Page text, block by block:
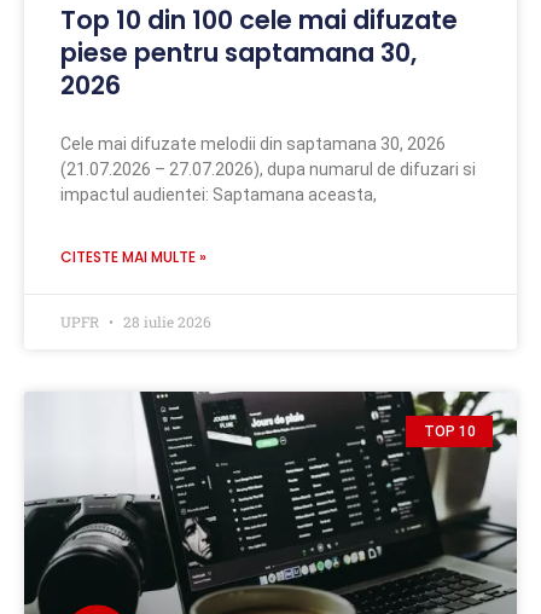
Top 10 din 100 cele mai difuzate
piese pentru saptamana 30,
2026
Cele mai difuzate melodii din saptamana 30, 2026
(21.07.2026 – 27.07.2026), dupa numarul de difuzari si
impactul audientei: Saptamana aceasta,
CITESTE MAI MULTE »
UPFR 28 iulie 2026
TOP 10